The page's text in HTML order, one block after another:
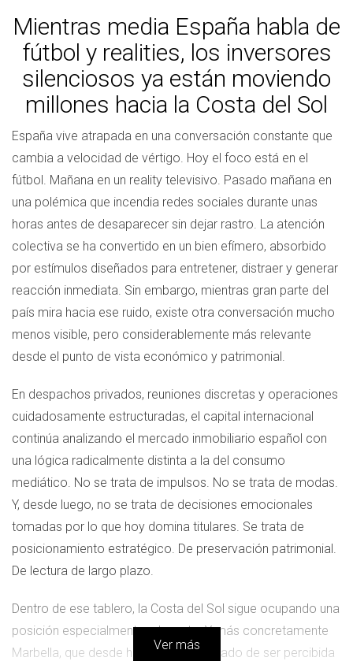
Mientras media España habla de
fútbol y realities, los inversores
silenciosos ya están moviendo
millones hacia la Costa del Sol
España vive atrapada en una conversación constante que
cambia a velocidad de vértigo. Hoy el foco está en el
fútbol. Mañana en un reality televisivo. Pasado mañana en
una polémica que incendia redes sociales durante unas
horas antes de desaparecer sin dejar rastro. La atención
colectiva se ha convertido en un bien efímero, absorbido
por estímulos diseñados para entretener, distraer y generar
reacción inmediata. Sin embargo, mientras gran parte del
país mira hacia ese ruido, existe otra conversación mucho
menos visible, pero considerablemente más relevante
desde el punto de vista económico y patrimonial.
En despachos privados, reuniones discretas y operaciones
cuidadosamente estructuradas, el capital internacional
continúa analizando el mercado inmobiliario español con
una lógica radicalmente distinta a la del consumo
mediático. No se trata de impulsos. No se trata de modas.
Y, desde luego, no se trata de decisiones emocionales
tomadas por lo que hoy domina titulares. Se trata de
posicionamiento estratégico. De preservación patrimonial.
De lectura de largo plazo.
Dentro de ese tablero, la Costa del Sol sigue ocupando una
posición especialmente relevante. Y más concretamente
Marbella, que desde hace años ha dejado de ser percibida
Ver más